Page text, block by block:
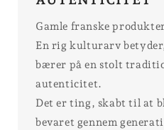
Gamle franske
En rig kulturarv
bærer på en stolt
autenticitet.
Det er ting, skabt til at
bevaret gennem